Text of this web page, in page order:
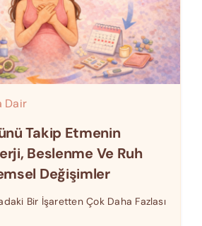
Dair
Takip Etmenin
Beslenme Ve Ruh
Değişimler
Bir İşaretten Çok Daha Fazlası